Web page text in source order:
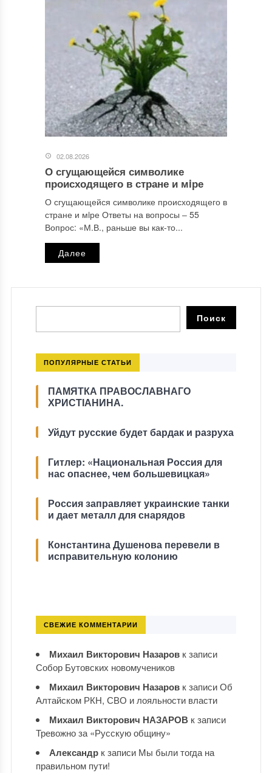
02.08.2026
О сгущающейся символике
происходящего в стране и мiре
О сгущающейся символике происходящего в
стране и мiре Ответы на вопросы ‒ 55
Вопрос: «М.В., раньше вы как-то...
Далее
ПОПУЛЯРНЫЕ СТАТЬИ
ПАМЯТКА ПРАВОСЛАВНАГО
ХРИСТІАНИНА.
Уйдут русские будет бардак и разруха
Гитлер: «Национальная Россия для
нас опаснее, чем большевицкая»
Россия заправляет украинские танки
и дает металл для снарядов
Константина Душенова перевели в
исправительную колонию
СВЕЖИЕ КОММЕНТАРИИ
Михаил Викторович Назаровк записи
Собор Бутовских новомучеников
Михаил Викторович Назаровк записиОб
Алтайском РКН, СВО и лояльности власти
Михаил Викторович НАЗАРОВ к записи
Тревожно за «Русскую общину»
Александрк записи Мы были тогда на
правильном пути!